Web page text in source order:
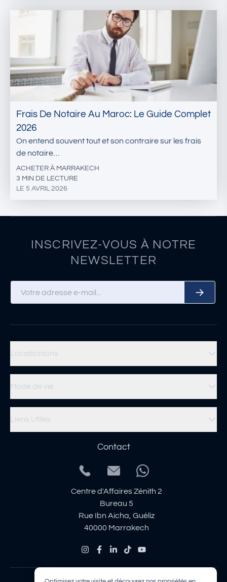
Frais De Notaire Au Maroc: Le Guide Complet
2026
On entend souvent tout et son contraire sur les frais
de notaire…
ACHETER À MARRAKECH
3 MIN DE LECTURE
LE 5 AVRIL 2026
INSCRIVEZ-VOUS À NOTRE
NEWSLETTER
Localisations
Mode de vie
Liens Utiles
Contact
Centre d'Affaires Zénith 2
Bureau 5
Rue Ibn Aicha, Guéliz
40000 Marrakech